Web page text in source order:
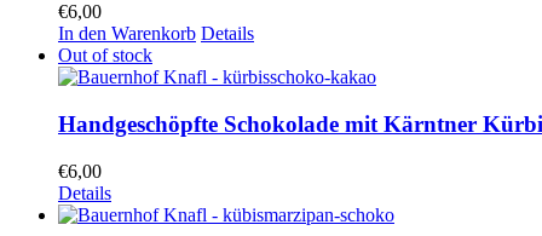
€6,00
In den Warenkorb Details
Out of stock
Handgeschöpfte Schokolade mit Kärntner
€6,00
Details